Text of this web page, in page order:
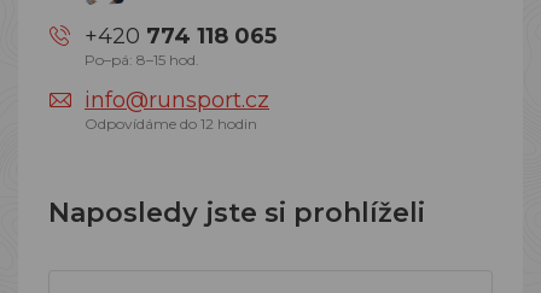
+420 774 118 065
Po–pá: 8–15 hod.
info@runsport.cz
Odpovídáme do 12 hodin
Naposledy jste si prohlíželi